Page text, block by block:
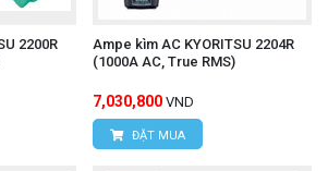
2200R
Ampe kìm AC KYORITSU 2204R
(1000A AC, True RMS)
7,030,800 VND
ĐẶT MUA